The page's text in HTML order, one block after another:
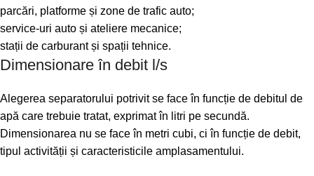
parcări, platforme și zone de trafic auto;
service-uri auto și ateliere mecanice;
stații de carburant și spații tehnice.
Dimensionare în debit l/s
Alegerea separatorului potrivit se face în funcție de debitul de
apă care trebuie tratat, exprimat în litri pe secundă.
Dimensionarea nu se face în metri cubi, ci în funcție de debit,
tipul activității și caracteristicile amplasamentului.